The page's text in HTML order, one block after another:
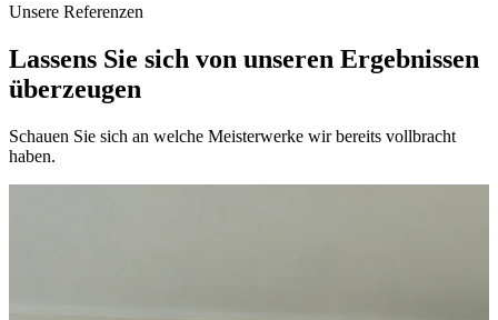
Unsere Referenzen
Lassens Sie sich von unseren Ergebnissen
überzeugen
Schauen Sie sich an welche Meisterwerke wir bereits vollbracht
haben.